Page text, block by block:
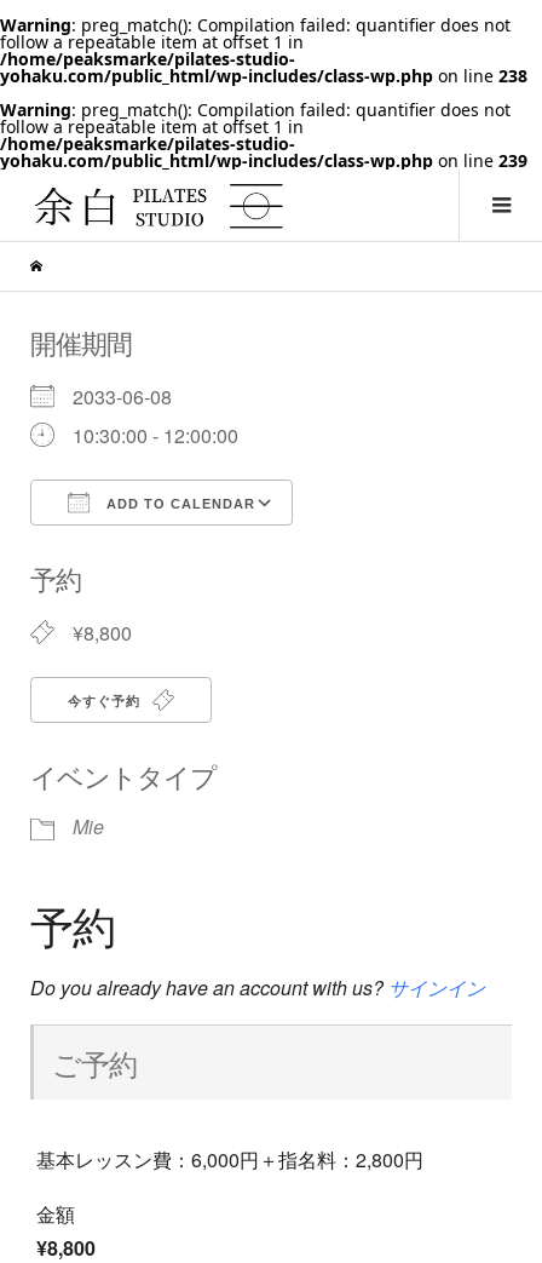
Warning: preg_match(): Compilation failed: quantifier does not
follow a repeatable item at offset 1 in
/home/peaksmarke/pilates-studio-
yohaku.com/public_html/wp-includes/class-wp.php on line 238
Warning: preg_match(): Compilation failed: quantifier does not
follow a repeatable item at offset 1 in
/home/peaksmarke/pilates-studio-
yohaku.com/public_html/wp-includes/class-wp.php on line 239
開催期間
2033-06-08
10:30:00 - 12:00:00
ADD TO CALENDAR
予約
¥8,800
今すぐ予約
イベントタイプ
Mie
予約
Do you already have an account with us? サインイン
ご予約
基本レッスン費：6,000円＋指名料：2,800円
金額
¥8,800